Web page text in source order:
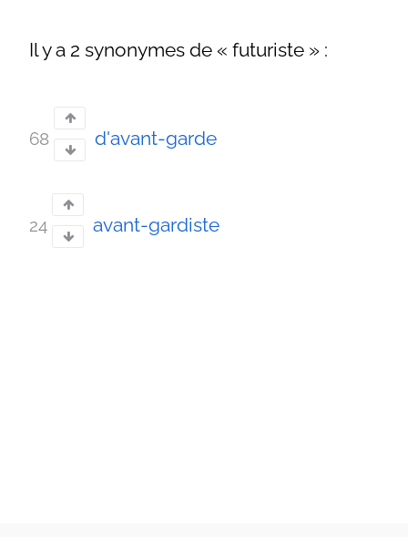
Il y a 2 synonymes de « futuriste » :
68 d'avant-garde
24 avant-gardiste